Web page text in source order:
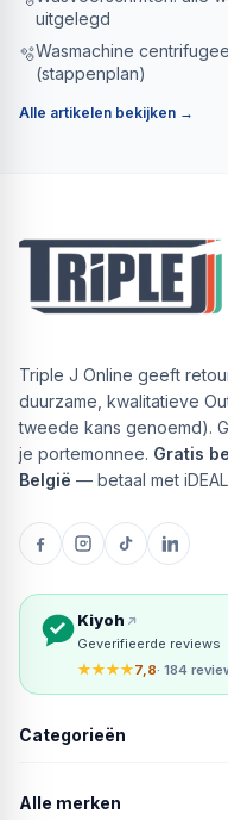
uitgelegd
🫧Wasmachine
(stappenplan)
Alle artikelen bekijken →
Triple J Online geeft
duurzame, kwalitatieve
tweede kans genoemd).
je portemonnee. Gratis
België — betaal met
Kiyoh
Geverifieerde reviews
★★★★7,8· 184
Categorieën
Alle merken